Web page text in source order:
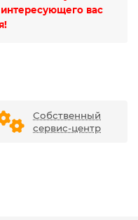
вас
Собственный
сервис-центр